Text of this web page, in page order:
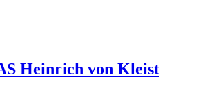
Heinrich von Kleist